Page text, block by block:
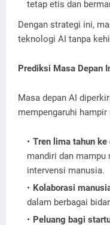
tetap etis dan
Dengan strategi ini,
teknologi AI tanpa
Prediksi Masa Depan
Masa depan AI
mempengaruhi
Tren lima tahun ke
mandiri dan mampu
intervensi manusia.
Kolaborasi
dalam berbagai
Peluang bagi